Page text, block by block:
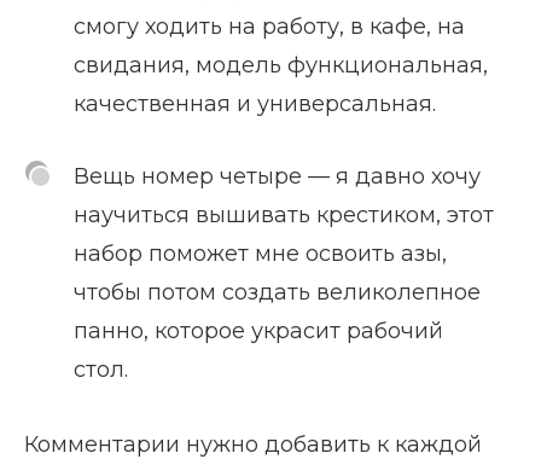
смогу ходить на работу, в кафе, на
свидания, модель функциональная,
качественная и универсальная.
Вещь номер четыре — я давно хочу
научиться вышивать крестиком, этот
набор поможет мне освоить азы,
чтобы потом создать великолепное
панно, которое украсит рабочий
стол.
Комментарии нужно добавить к каждой